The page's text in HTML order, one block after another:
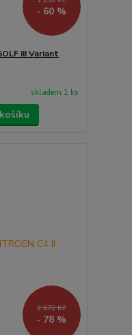
- 60 %
III Variant
skladem 1 ks
2 672 Kč
- 78 %